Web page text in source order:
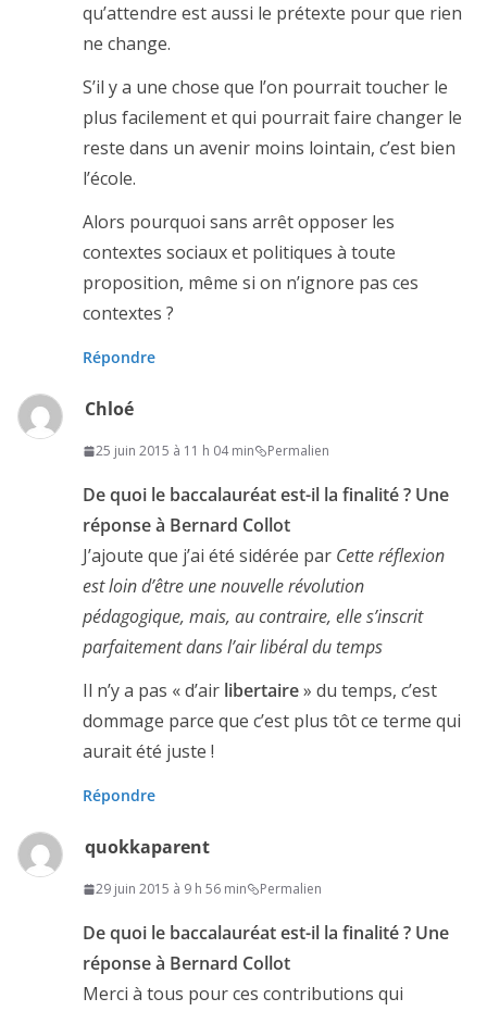
qu’attendre est aussi le prétexte pour que rien
ne change.
S’il y a une chose que l’on pourrait toucher le
plus facilement et qui pourrait faire changer le
reste dans un avenir moins lointain, c’est bien
l’école.
Alors pourquoi sans arrêt opposer les
contextes sociaux et politiques à toute
proposition, même si on n’ignore pas ces
contextes ?
Répondre
Chloé
25 juin 2015 à 11 h 04 min Permalien
De quoi le baccalauréat est-il la finalité ? Une
réponse à Bernard Collot
J’ajoute que j’ai été sidérée par Cette réflexion
est loin d’être une nouvelle révolution
pédagogique, mais, au contraire, elle s’inscrit
parfaitement dans l’air libéral du temps
Il n’y a pas « d’air libertaire» du temps, c’est
dommage parce que c’est plus tôt ce terme qui
aurait été juste !
Répondre
quokkaparent
29 juin 2015 à 9 h 56 min Permalien
De quoi le baccalauréat est-il la finalité ? Une
réponse à Bernard Collot
Merci à tous pour ces contributions qui